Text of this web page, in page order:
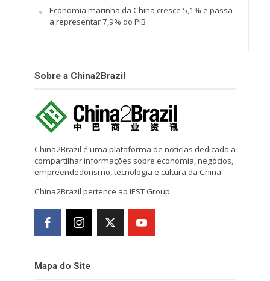
Economia marinha da China cresce 5,1% e passa
a representar 7,9% do PIB
Sobre a China2Brazil
China2Brazil é uma plataforma de notícias dedicada a
compartilhar informações sobre economia, negócios,
empreendedorismo, tecnologia e cultura da China.
China2Brazil pertence ao IEST Group.
Mapa do Site